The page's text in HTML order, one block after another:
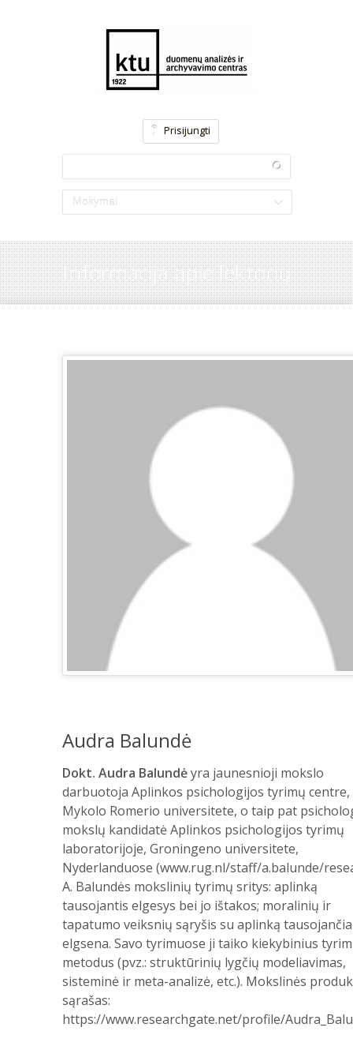
Prisijungti
Mokymai
Informacija apie lektorių
Audra Balundė
Dokt. Audra Balundėyra jaunesnioji mokslo
darbuotoja Aplinkos psichologijos tyrimų centre,
Mykolo Romerio universitete, o taip pat
mokslų kandidatė Aplinkos psichologijos tyrimų
laboratorijoje, Groningeno universitete,
Nyderlanduose (www.rug.nl/staff/a.balunde/
A. Balundės mokslinių tyrimų sritys: aplinką
tausojantis elgesys bei jo ištakos; moralinių ir
tapatumo veiksnių sąryšis su aplinką tausojančia
elgsena. Savo tyrimuose ji taiko kiekybinius
metodus (pvz.: struktūrinių lygčių modeliavimas,
sisteminė ir meta-analizė, etc.). Mokslinės
sąrašas:
https://www.researchgate.net/profile/